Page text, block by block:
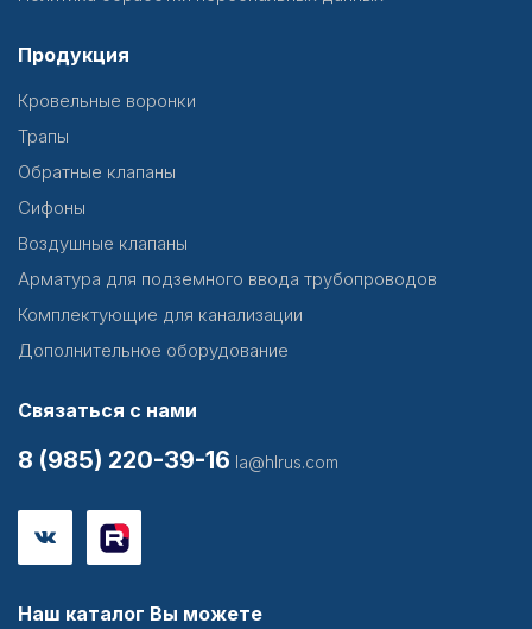
Продукция
Кровельные воронки
Трапы
Обратные клапаны
Сифоны
Воздушные клапаны
Арматура для подземного ввода трубопроводов
Комплектующие для канализации
Дополнительное оборудование
Связаться с нами
8 (985) 220-39-16 la@hlrus.com
Наш каталог Вы можете